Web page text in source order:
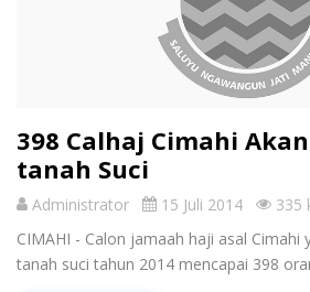
398 Calhaj Cimahi
tanah Suci
Administrator 15 Juli 2014
335
CIMAHI - Calon jamaah haji asal Cimahi
tanah suci tahun 2014 mencapai 398